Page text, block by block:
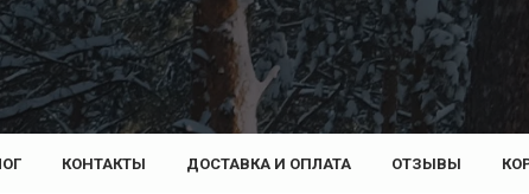
КОНТАКТЫ ДОСТАВКА И ОПЛАТА ОТЗЫВЫ